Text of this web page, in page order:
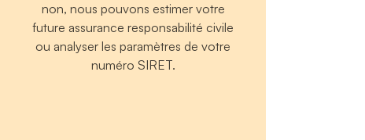
non, nous pouvons estimer votre
future assurance responsabilité civile
ou analyser les paramètres de votre
numéro SIRET.